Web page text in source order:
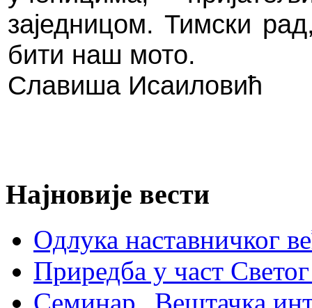
заједницом. Тимски
бити наш мото.
Славиша Исаиловић
Најновије вести
Oдлука наставничког
Приредба у част